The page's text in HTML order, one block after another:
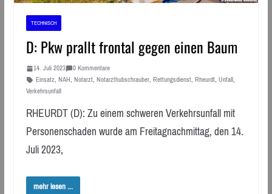
TECHNISCH
D: Pkw prallt frontal gegen einen Baum
14. Juli 2023
0 Kommentare
Einsatz, NAH, Notarzt, Notarzthubschrauber, Rettungsdienst, Rheurdt, Unfall,
Verkehrsunfall
RHEURDT (D): Zu einem schweren Verkehrsunfall mit
Personenschaden wurde am Freitagnachmittag, den 14.
Juli 2023,
mehr lesen ...